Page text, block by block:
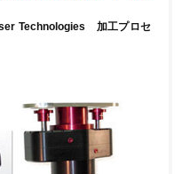
Technologies 加工プロセ